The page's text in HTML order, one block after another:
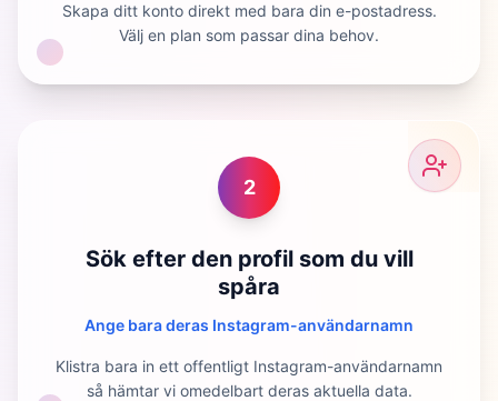
Skapa ditt konto direkt med bara din e-postadress.
Välj en plan som passar dina behov.
2
Sök efter den profil som du vill
spåra
Ange bara deras Instagram-användarnamn
Klistra bara in ett offentligt Instagram-användarnamn
så hämtar vi omedelbart deras aktuella data.